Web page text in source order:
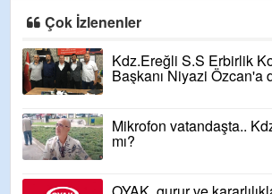
Çok İzlenenler
Kdz.Ereğli S.S Erbirlik
Başkanı Niyazi Özcan'a
Mikrofon vatandaşta..
mı?